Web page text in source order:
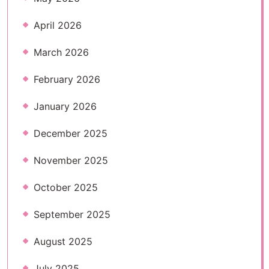
April 2026
March 2026
February 2026
January 2026
December 2025
November 2025
October 2025
September 2025
August 2025